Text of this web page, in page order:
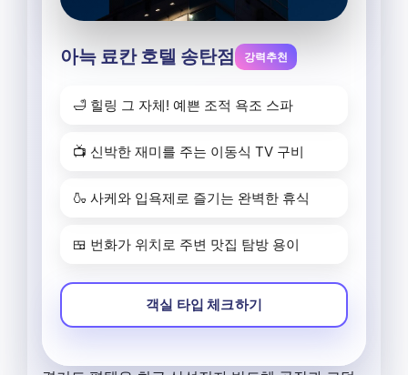
아늑 료칸 호텔 송탄점 강력추천
🛁 힐링 그 자체! 예쁜 조적 욕조 스파
📺 신박한 재미를 주는 이동식 TV 구비
🍶 사케와 입욕제로 즐기는 완벽한 휴식
🍱 번화가 위치로 주변 맛집 탐방 용이
객실 타입 체크하기